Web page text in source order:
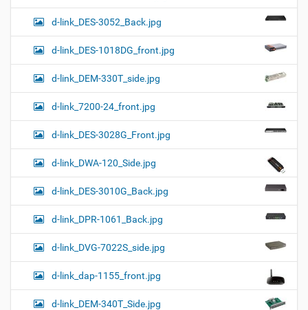
d-link_DES-3052_Back.jpg
d-link_DES-1018DG_front.jpg
d-link_DEM-330T_side.jpg
d-link_7200-24_front.jpg
d-link_DES-3028G_Front.jpg
d-link_DWA-120_Side.jpg
d-link_DES-3010G_Back.jpg
d-link_DPR-1061_Back.jpg
d-link_DVG-7022S_side.jpg
d-link_dap-1155_front.jpg
d-link_DEM-340T_Side.jpg